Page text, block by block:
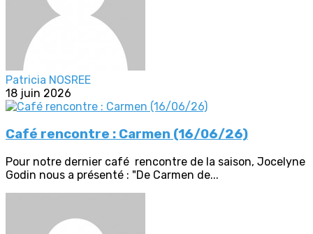
Patricia NOSREE
18 juin 2026
Café rencontre : Carmen (16/06/26)
Pour notre dernier café rencontre de la saison, Jocelyne
Godin nous a présenté : "De Carmen de...